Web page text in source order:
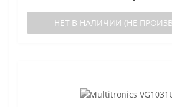
НЕТ В НАЛИЧИИ (НЕ